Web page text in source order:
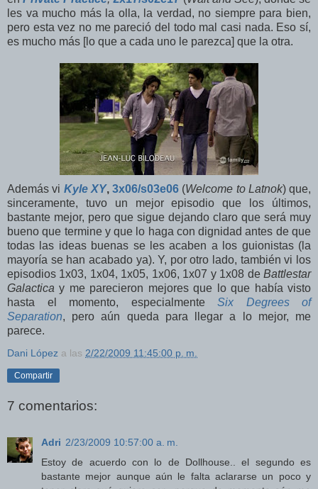
les va mucho más la olla, la verdad, no siempre para bien,
pero esta vez no me pareció del todo mal casi nada. Eso sí,
es mucho más [lo que a cada uno le parezca] que la otra.
Además vi Kyle XY, 3x06/s03e06 (Welcome to Latnok) que,
sinceramente, tuvo un mejor episodio que los últimos,
bastante mejor, pero que sigue dejando claro que será muy
bueno que termine y que lo haga con dignidad antes de que
todas las ideas buenas se les acaben a los guionistas (la
mayoría se han acabado ya). Y, por otro lado, también vi los
episodios 1x03, 1x04, 1x05, 1x06, 1x07 y 1x08 de Battlestar
Galactica y me parecieron mejores que lo que había visto
hasta el momento, especialmente Six Degrees of
Separation, pero aún queda para llegar a lo mejor, me
parece.
Dani López a las 2/22/2009 11:45:00 p. m.
Compartir
7 comentarios:
Adri 2/23/2009 10:57:00 a. m.
Estoy de acuerdo con lo de Dollhouse.. el segundo es
bastante mejor aunque aún le falta aclararse un poco y